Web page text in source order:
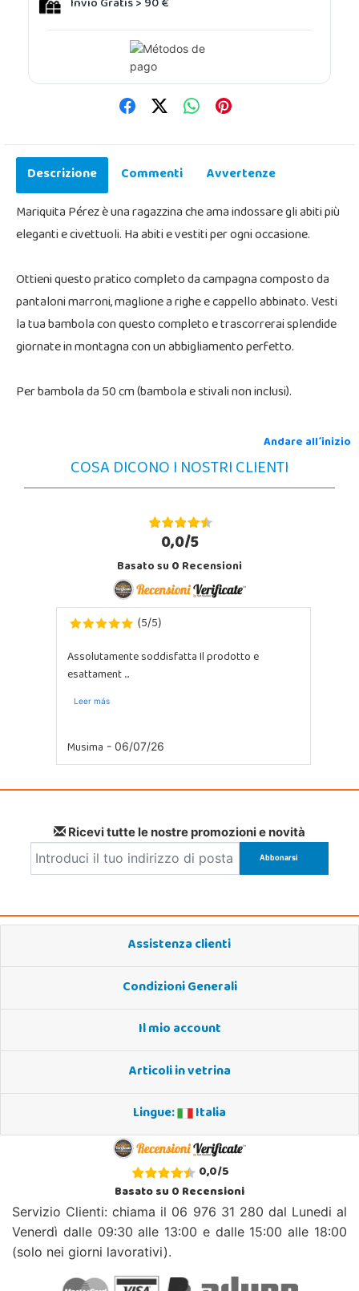
Descrizione Commenti
Avvertenze
Mariquita Pérez è una ragazzina che ama indossare gli abiti più
eleganti e civettuoli. Ha abiti e vestiti per ogni occasione.
Ottieni questo pratico completo da campagna composto da
pantaloni marroni, maglione a righe e cappello abbinato. Vesti
la tua bambola con questo completo e trascorrerai splendide
giornate in montagna con un abbigliamento perfetto.
Per bambola da 50 cm (bambola e stivali non inclusi).
Andare all´inizio
COSA DICONO I NOSTRI CLIENTI
0,0/5
Basato su0Recensioni
(5/5)
Assolutamente soddisfatta Il prodotto e
esattament ...
Leer más
Musima - 06/07/26
Ricevi tutte le nostre promozioni e novità
Assistenza clienti
Condizioni Generali
Il mio account
Articoli in vetrina
Lingue:
Italia
0,0/5
Basato su0Recensioni
Servizio Clienti: chiama il 06 976 31 280 dal Lunedi al
Venerdì dalle 09:30 alle 13:00 e dalle 15:00 alle 18:00
(solo nei giorni lavorativi).